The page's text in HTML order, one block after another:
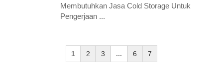
Membutuhkan Jasa Cold Storage Untuk
Pengerjaan ...
1 2 3 ... 6 7